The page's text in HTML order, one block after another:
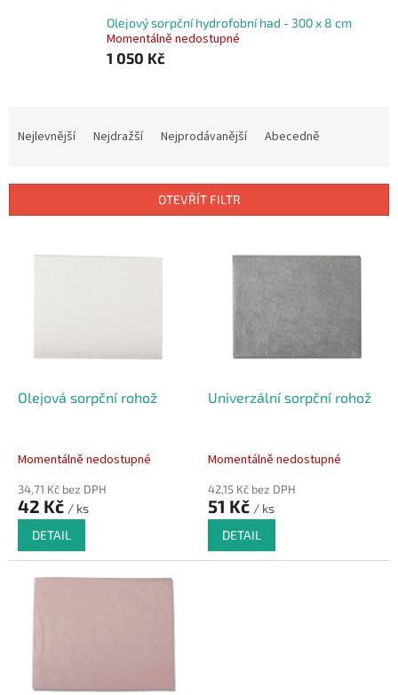
Olejový sorpční hydrofobní had - 300 x 8 cm
Momentálně nedostupné
1 050 Kč
í
Nejlevnější Nejdražší Nejprodávanější Abecedně
OTEVŘÍT FILTR
Olejová sorpční rohož
Momentálně nedostupné
34,71 Kč bez DPH
42 Kč / ks
DETAIL
Univerzální sorpční rohož
Momentálně nedostupné
42,15 Kč bez DPH
51 Kč / ks
DETAIL